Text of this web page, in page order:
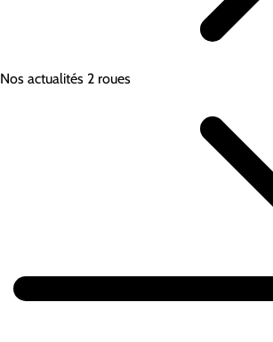
Nos actualités 2 roues